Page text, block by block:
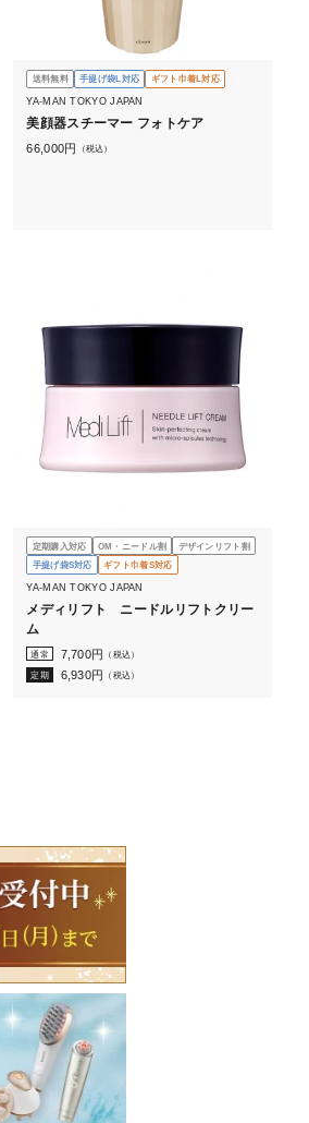
送料無料 手提げ袋L対応 ギフト巾着L対応
YA-MAN TOKYO JAPAN
美顔器スチーマー フォトケア
66,000円 （税込）
定期購入対応 OM・ニードル割
デザインリフト割
手提げ袋S対応
ギフト巾着S対応
YA-MAN TOKYO JAPAN
メディリフト ニードルリフトクリー
ム
通常 7,700円 （税込）
定期
6,930円 （税込）